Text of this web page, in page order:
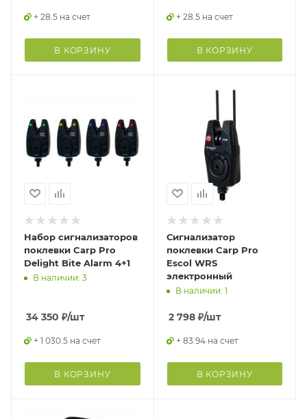
+ 28.5 на счет
В КОРЗИНУ
+ 28.5 на счет
В КОРЗИНУ
Набор сигнализаторов
поклевки Carp Pro
Delight Bite Alarm 4+1
В наличии: 3
34 350 ₽/шт
+ 1 030.5 на счет
В КОРЗИНУ
Сигнализатор
поклевки Carp Pro
Escol WRS
электронный
В наличии: 1
2 798₽/шт
+ 83.94 на счет
В КОРЗИНУ